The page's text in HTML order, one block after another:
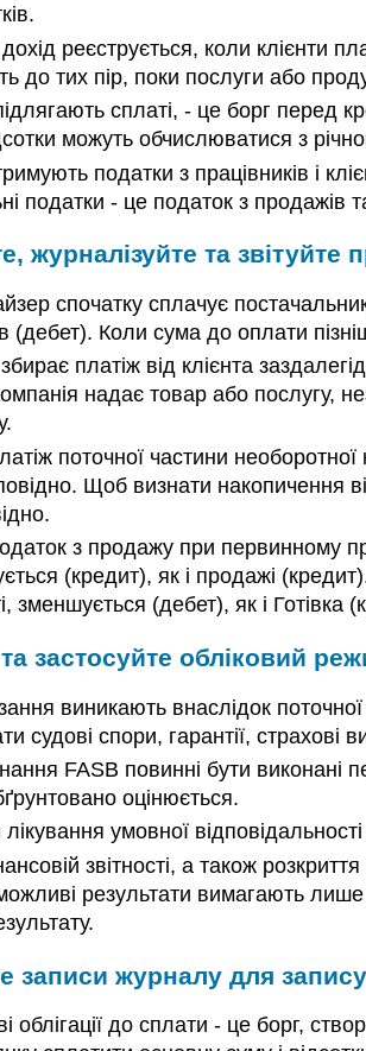
реєструється, коли клієнти
до тих пір, поки послуги або
сплаті, - це борг перед
можуть обчислюватися з
податки з працівників і
податки - це податок з
журналізуйте та звітуйте
спочатку сплачує
(дебет). Коли сума до оплати
платіж від клієнта
надає товар або послугу,
поточної частини
Щоб визнати накопичення
з продажу при первинному
(кредит), як і продажі
зменшується (дебет), як і Готівка
застосуйте обліковий
виникають внаслідок
судові спори, гарантії, страхові
FASB повинні бути виконані
оцінюється.
умовної
звітності, а також
результати вимагають
записи журналу для
облігації до сплати - це борг,